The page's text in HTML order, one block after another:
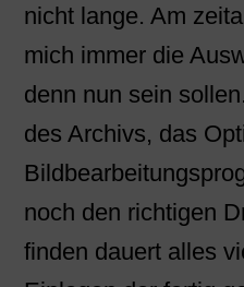
nicht lange. Am
mich immer die
denn nun sein
des Archivs, das
noch den richtigen
finden dauert alles